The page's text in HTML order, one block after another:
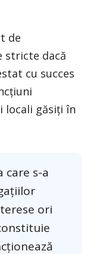
de
stricte dacă
cu succes
locali găsiți în
care s-a
ori